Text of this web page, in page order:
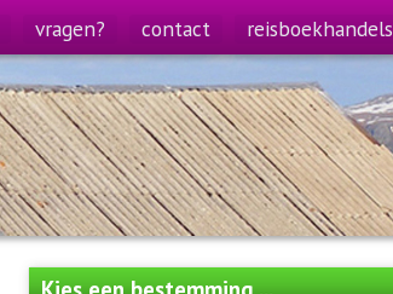
vragen? contact reisboekhandels